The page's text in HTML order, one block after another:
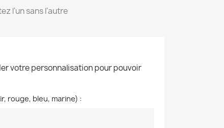
l'un sans l'autre
votre personnalisation pour pouvoir
rouge, bleu, marine) :